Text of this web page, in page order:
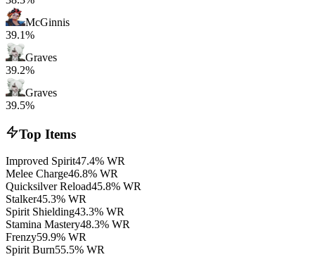
McGinnis
39.1%
Graves
39.2%
Graves
39.5%
Top Items
Improved Spirit47.4% WR
Melee Charge46.8% WR
Quicksilver Reload45.8% WR
Stalker45.3% WR
Spirit Shielding43.3% WR
Stamina Mastery48.3% WR
Frenzy59.9% WR
Spirit Burn55.5% WR